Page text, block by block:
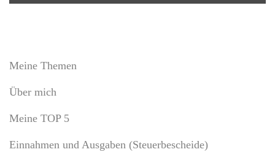
Meine Themen
Über mich
Meine TOP 5
Einnahmen und Ausgaben (Steuerbescheide)